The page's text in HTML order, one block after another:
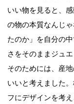
いい物を見ると、
の物の本質なんじ
たのか」を自分の
さをそのままジュ
そのためには、産
いいと考えました
フにデザインを考